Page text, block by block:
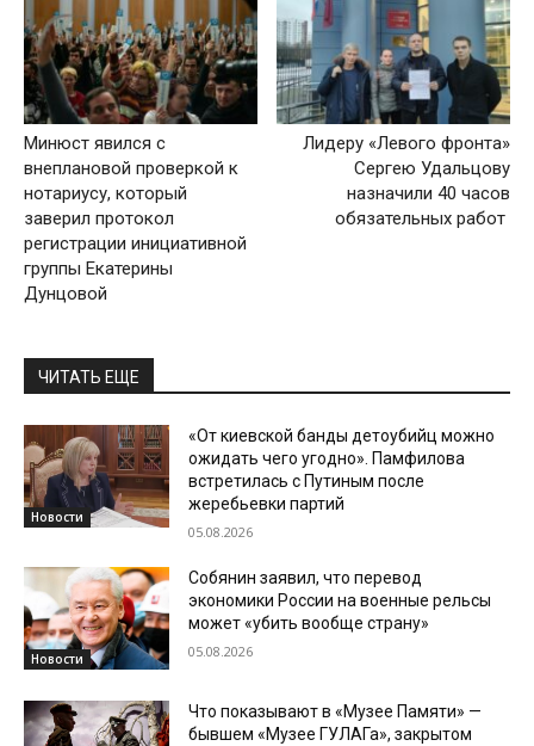
Минюст явился с
внеплановой проверкой к
нотариусу, который
заверил протокол
регистрации инициативной
группы Екатерины
Дунцовой
Лидеру «Левого фронта»
Сергею Удальцову
назначили 40 часов
обязательных работ
ЧИТАТЬ ЕЩЕ
Новости
«От киевской банды детоубийц можно
ожидать чего угодно». Памфилова
встретилась с Путиным после
жеребьевки партий
05.08.2026
Новости
Собянин заявил, что перевод
экономики России на военные рельсы
может «убить вообще страну»
05.08.2026
Что показывают в «Музее Памяти» —
бывшем «Музее ГУЛАГа», закрытом